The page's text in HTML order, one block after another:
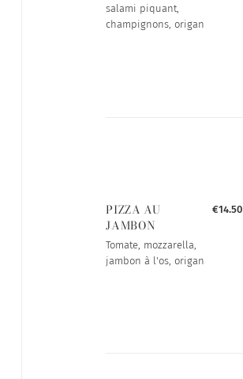
salami piquant,
champignons, origan
PIZZA AU
JAMBON
Tomate, mozzarella,
jambon à l'os, origan
€14.50